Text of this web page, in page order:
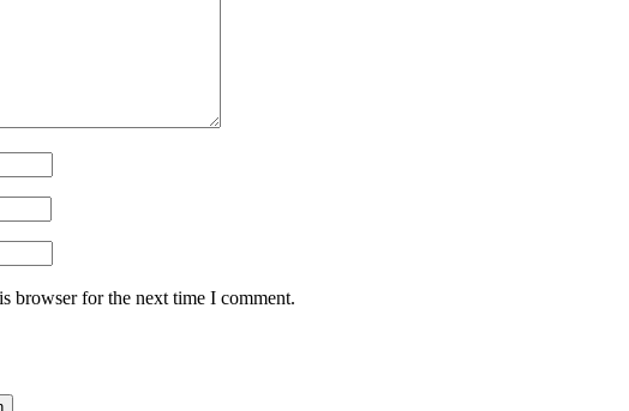
browser for the next time I comment.